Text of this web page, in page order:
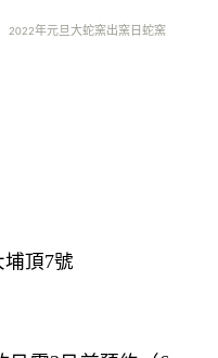
2022年元旦大蛇窯出窯日蛇窯
埔頂7號